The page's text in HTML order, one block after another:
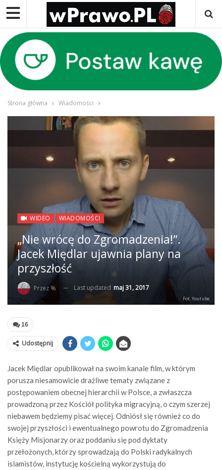
Strona główna Wiadomości
WIDEO WIADOMOŚCI
„Nie wrócę do Zgromadzenia!”.
Jacek Międlar ujawnia plany na
przyszłość
Przez % Last updated maj 31, 2017
Fot. Youtube
16
Udostępnij
Jacek Międlar opublikował na swoim kanale film, w którym
porusza niesamowicie drażliwe tematy związane z
postępowaniem obecnej hierarchii w Polsce, a zwłaszcza
prowadzoną przez Kościół polityka migracyjną, o czym szerzej
niebawem będziemy pisać więcej. Odniósł się również co do
swojej przyszłości i ewentualnego powrotu do Zgromadzenia
Księży Misjonarzy oraz poddaniu się pod dyktaty
przełożonych, którzy sprowadzają do Polski radykalnych
islamistów, instytucję kościelną wykorzystują do